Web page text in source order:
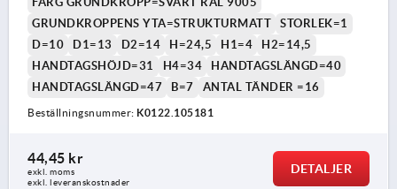
GRUNDKROPPENS YTA=STRUKTURMATT
STORLEK=1
D=10
D1=13 D2=14 H=24,5 H1=4
H2=14,5
HANDTAGSHÖJD=31
H4=34
HANDTAGSLÄNGD=40
HANDTAGSLÄNGD=47
B=7 ANTAL TÄNDER =16
Beställningsnummer: K0122.105181
44,45 kr
exkl. moms
exkl. leveranskostnader
DETALJER